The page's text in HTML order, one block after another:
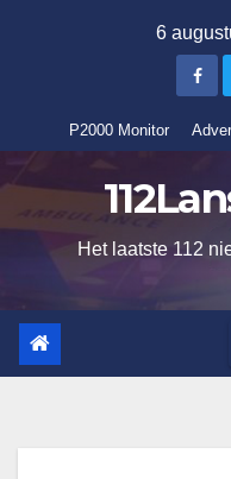
6
P2000 Monitor
Het laatste 112